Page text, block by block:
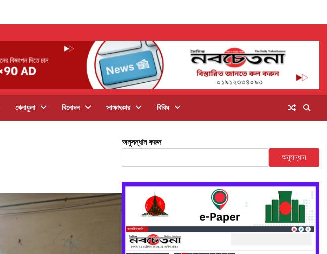
খেলাধুলা বিনোদন সাক্ষাৎকার বিবিধ
অনুসন্ধান করুন
অনুসন্ধান